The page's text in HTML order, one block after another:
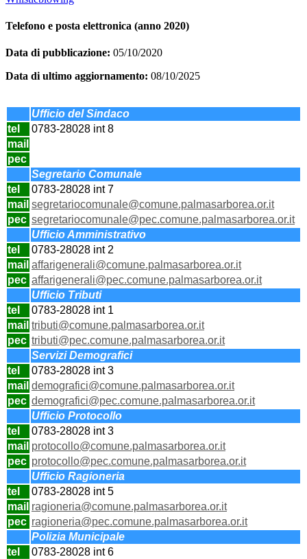
Telefono e posta elettronica (anno 2020)
Data di pubblicazione: 05/10/2020
Data di ultimo aggiornamento: 08/10/2025
Ufficio del Sindaco
tel
0783-28028 int 8
mail
pec
Segretario Comunale
tel
0783-28028 int 7
mail segretariocomunale@comune.palmasarborea.or.it
pec segretariocomunale@pec.comune.palmasarborea.or.it
Ufficio Amministrativo
tel
0783-28028 int 2
mail affarigenerali@comune.palmasarborea.or.it
pec affarigenerali@pec.comune.palmasarborea.or.it
Ufficio Tributi
tel
0783-28028 int 1
mail tributi@comune.palmasarborea.or.it
pec tributi@pec.comune.palmasarborea.or.it
Servizi Demografici
tel
0783-28028 int 3
mail demografici@comune.palmasarborea.or.it
pec demografici@pec.comune.palmasarborea.or.it
Ufficio Protocollo
tel
0783-28028 int 3
mail protocollo@comune.palmasarborea.or.it
pec protocollo@pec.comune.palmasarborea.or.it
Ufficio Ragioneria
tel
0783-28028 int 5
mail ragioneria@comune.palmasarborea.or.it
pec ragioneria@pec.comune.palmasarborea.or.it
Polizia Municipale
tel
0783-28028 int 6